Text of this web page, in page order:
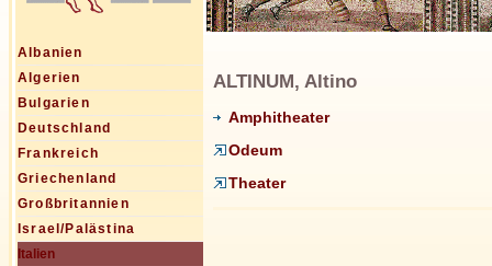
Albanien
Algerien
Bulgarien
Deutschland
Frankreich
Griechenland
Großbritannien
Israel/Palästina
Italien
ALTINUM, Altino
Amphitheater
Odeum
Theater